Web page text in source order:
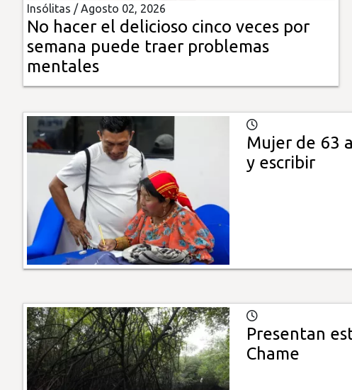
Multimedia
Impreso
Insólitas /Agosto 02, 2026
No hacer el delicioso cinco veces por
semana puede traer problemas
mentales
Mujer de 63
y escribir
Presentan
Chame